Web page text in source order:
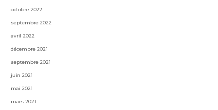
octobre 2022
septembre 2022
avril 2022
décembre 2021
septembre 2021
juin 2021
mai 2021
mars 2021